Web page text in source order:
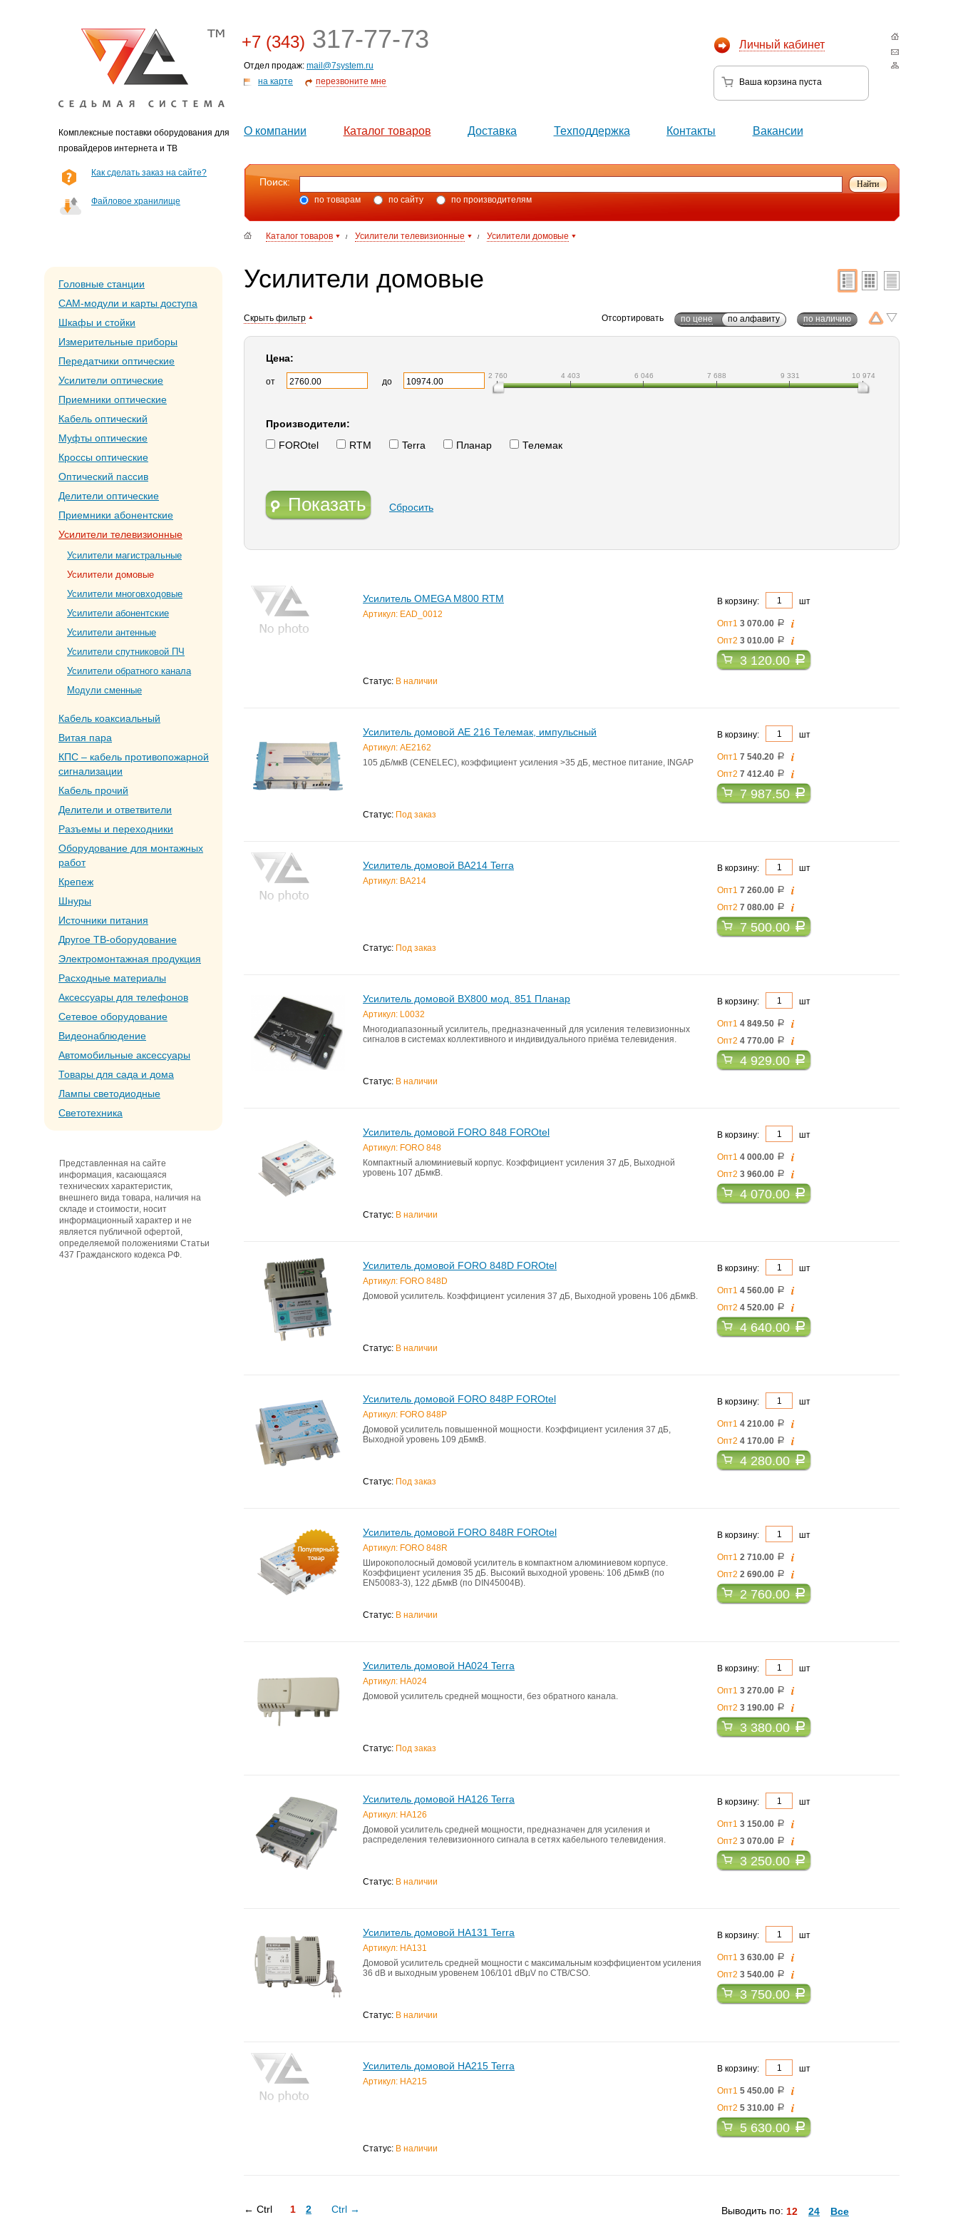
Комплексные поставки оборудования для
провайдеров интернета и ТВ
Личный кабинет
Ваша корзина пуста
+7 (343) 317-77-73
Отдел продаж: mail@7system.ru
на карте
перезвоните мне
О компании Каталог товаров Доставка Техподдержка Контакты Вакансии
Как сделать заказ на сайте?
Файловое хранилище
Поиск:
по товарам по сайту по производителям
Каталог товаров / Усилители телевизионные / Усилители домовые
Головные станции
CAM-модули и карты доступа
Шкафы и стойки
Измерительные приборы
Передатчики оптические
Усилители оптические
Приемники оптические
Кабель оптический
Муфты оптические
Кроссы оптические
Оптический пассив
Делители оптические
Приемники абонентские
Усилители телевизионные
Усилители магистральные
Усилители домовые
Усилители многовходовые
Усилители абонентские
Усилители антенные
Усилители спутниковой ПЧ
Усилители обратного канала
Модули сменные
Кабель коаксиальный
Витая пара
КПС – кабель противопожарной
сигнализации
Кабель прочий
Делители и ответвители
Разъемы и переходники
Оборудование для монтажных
работ
Крепеж
Шнуры
Источники питания
Другое ТВ-оборудование
Электромонтажная продукция
Расходные материалы
Аксессуары для телефонов
Сетевое оборудование
Видеонаблюдение
Автомобильные аксессуары
Товары для сада и дома
Лампы светодиодные
Светотехника
Представленная на сайте
информация, касающаяся
технических характеристик,
внешнего вида товара, наличия на
складе и стоимости, носит
информационный характер и не
является публичной офертой,
определяемой положениями Статьи
437 Гражданского кодекса РФ.
Усилители домовые
Отсортировать по цене по алфавиту по наличию
Скрыть фильтр
Цена:
от до
2 760 4 403 6 046 7 688 9 331 10 974
Производители:
FOROtel
RTM Terra Планар Телемак
Показать Сбросить
Усилитель OMEGA M800 RTM
Артикул: EAD_0012
Статус: В наличии
В корзину: шт
Опт1 3 070.00 a i
Опт2 3 010.00 a i
3 120.00a
Усилитель домовой AE 216 Телемак, импульсный
Артикул: AE2162
105 дБ/мкВ (CENELEC), коэффициент усиления >35 дБ, местное питание, INGAP
Статус: Под заказ
В корзину: шт
Опт1 7 540.20 a i
Опт2 7 412.40 a i
7 987.50a
Усилитель домовой BA214 Terra
Артикул: BA214
Статус: Под заказ
В корзину: шт
Опт1 7 260.00 a i
Опт2 7 080.00 a i
7 500.00a
Усилитель домовой BX800 мод. 851 Планар
Артикул: L0032
Многодиапазонный усилитель, предназначенный для усиления телевизионных
сигналов в системах коллективного и индивидуального приёма телевидения.
Статус: В наличии
В корзину: шт
Опт1 4 849.50 a i
Опт2 4 770.00 a i
4 929.00a
Усилитель домовой FORO 848 FOROtel
Артикул: FORO 848
Компактный алюминиевый корпус. Коэффициент усиления 37 дБ, Выходной
уровень 107 дБмкВ.
Статус: В наличии
В корзину: шт
Опт1 4 000.00 a i
Опт2 3 960.00 a i
4 070.00a
Усилитель домовой FORO 848D FOROtel
Артикул: FORO 848D
Домовой усилитель. Коэффициент усиления 37 дБ, Выходной уровень 106 дБмкВ.
Статус: В наличии
В корзину: шт
Опт1 4 560.00 a i
Опт2 4 520.00 a i
4 640.00a
Усилитель домовой FORO 848P FOROtel
Артикул: FORO 848P
Домовой усилитель повышенной мощности. Коэффициент усиления 37 дБ,
Выходной уровень 109 дБмкВ.
Статус: Под заказ
В корзину: шт
Опт1 4 210.00 a i
Опт2 4 170.00 a i
4 280.00a
Усилитель домовой FORO 848R FOROtel
Артикул: FORO 848R
Широкополосный домовой усилитель в компактном алюминиевом корпусе.
Коэффициент усиления 35 дБ. Высокий выходной уровень: 106 дБмкВ (по
EN50083-3), 122 дБмкВ (по DIN45004B).
Статус: В наличии
В корзину: шт
Опт1 2 710.00 a i
Опт2 2 690.00 a i
2 760.00a
Усилитель домовой HA024 Terra
Артикул: HA024
Домовой усилитель средней мощности, без обратного канала.
Статус: Под заказ
В корзину: шт
Опт1 3 270.00 a i
Опт2 3 190.00 a i
3 380.00a
Усилитель домовой HA126 Terra
Артикул: HA126
Домовой усилитель средней мощности, предназначен для усиления и
распределения телевизионного сигнала в сетях кабельного телевидения.
Статус: В наличии
В корзину: шт
Опт1 3 150.00 a i
Опт2 3 070.00 a i
3 250.00a
Усилитель домовой HA131 Terra
Артикул: HA131
Домовой усилитель средней мощности с максимальным коэффициентом усиления
36 dB и выходным уровенем 106/101 dBµV по CTB/CSO.
Статус: В наличии
В корзину: шт
Опт1 3 630.00 a i
Опт2 3 540.00 a i
3 750.00a
Усилитель домовой HA215 Terra
Артикул: HA215
Статус: В наличии
В корзину: шт
Опт1 5 450.00 a i
Опт2 5 310.00 a i
5 630.00a
← Ctrl 1 2 Ctrl → Выводить по: 12 24 Все